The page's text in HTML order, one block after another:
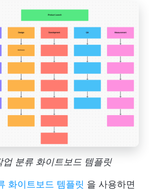
분류 화이트보드 템플릿
화이트보드 템플릿 을 사용하면